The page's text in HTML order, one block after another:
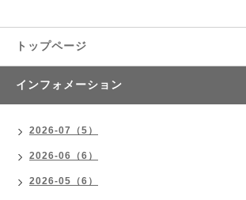
トップページ
インフォメーション
2026-07（5）
2026-06（6）
2026-05（6）